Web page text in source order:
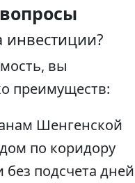
вы
преимуществ:
Шенгенской
по коридору
подсчета дней